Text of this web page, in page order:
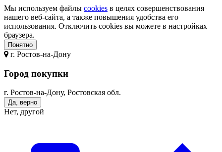
Мы используем файлы cookies в целях совершенствования
нашего веб-сайта, а также повышения удобства его
использования. Отключить cookies вы можете в настройках
браузера.
Понятно
г. Ростов-на-Дону
Город покупки
г. Ростов-на-Дону, Ростовская обл.
Да, верно
Нет, другой